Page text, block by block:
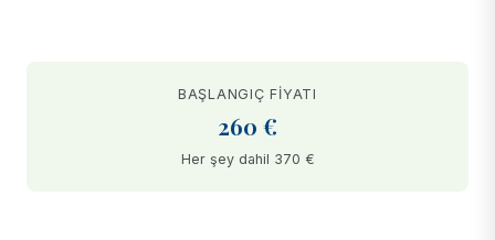
BAŞLANGIÇ FIYATI
260 €
Her şey dahil 370 €